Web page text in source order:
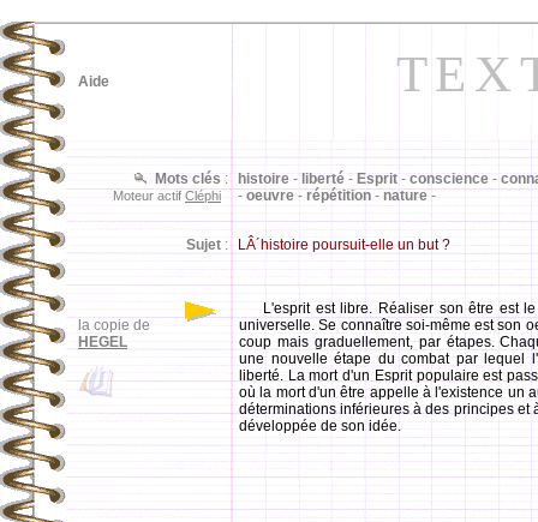
la copie de
HEGEL
histoire - liberté - Esprit - conscience -
- oeuvre - répétition - nature -
Mots clés :
Moteur actif Cléphi
Sujet : LÂ´histoire poursuit-elle un but ?
Aide
L'esprit est libre. Réaliser son être est
universelle. Se connaître soi-même est son
coup mais graduellement, par étapes.
une nouvelle étape du combat par lequel
liberté. La mort d'un Esprit populaire est
où la mort d'un être appelle à l'existence un
déterminations inférieures à des principes
développée de son idée.